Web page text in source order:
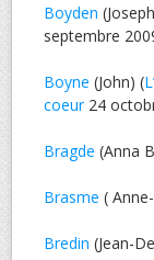
Boyden
septembre
Boyne (John) (
coeur24
Bragde (Anna
Brasme (
Bredin (Jean-